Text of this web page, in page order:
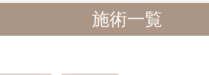
施術一覧